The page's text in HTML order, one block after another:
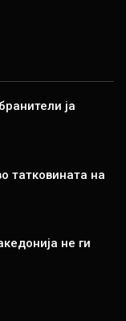
ја
татковината на
не ги